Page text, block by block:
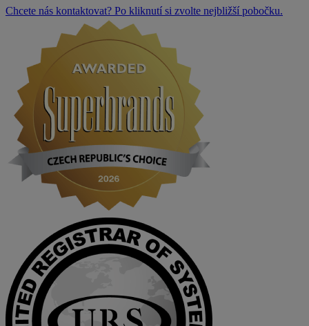
Chcete nás kontaktovat? Po kliknutí si zvolte nejbližší pobočku.